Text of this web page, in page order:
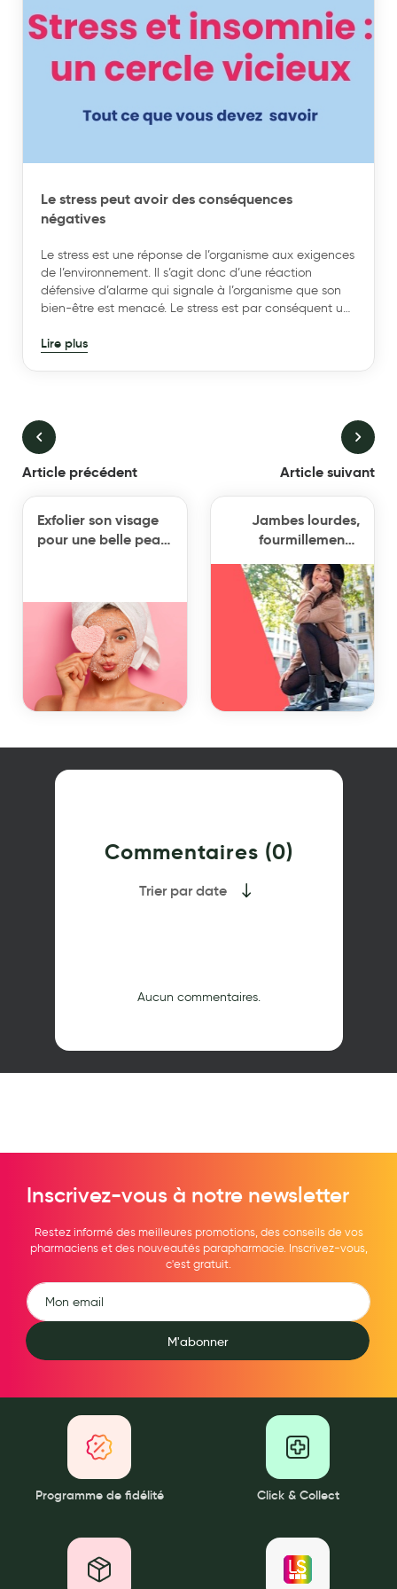
Article précédent
Exfolier son visage
pour une belle peau
Article suivant
Jambes lourdes,
fourmillements,
vous permettre d’assumer votre traitement, l’exprimer, le
revendiquer et l’afficher. VENOFLEX a fait évoluer les
codes du marché en développant : INCOGNITO
ABSOLU, un transparent, KOKOON ABSOLU, un semi-
transparent féminin et doux3, des chaussettes FAST
laine… et continuera encore à proposer des solutions
Le stress peut avoir des conséquences
négatives
Le stress est une réponse de l’organisme aux exigences
de l’environnement. Il s’agit donc d’une réaction
défensive d’alarme qui signale à l’organisme que son
bien-être est menacé. Le stress est par conséquent un
adapter à certaines situations et exigences de la vie
Lire plus
Commentaires (0)
Trier par date
Aucun commentaires.
Inscrivez-vous à notre newsletter
Restez informé des meilleures promotions, des conseils de vos
pharmaciens et des nouveautés parapharmacie. Inscrivez-vous,
c'est gratuit.
M'abonner
Programme de fidélité Click & Collect